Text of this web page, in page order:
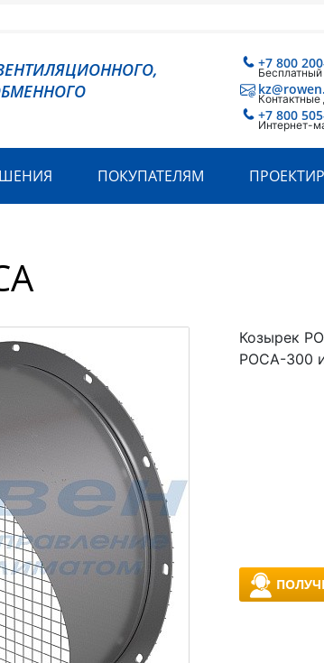
+7 800
+7 800
Интернет-
ПОКУПАТЕЛЯМ
Козырек
РОСА-300